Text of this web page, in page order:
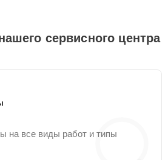
сервисного центра
на все виды работ и типы